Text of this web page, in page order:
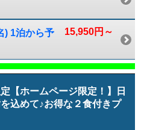
15,950円～
) 1泊から予
【ホームページ限定！】日
込めて♪お得な２食付きプ